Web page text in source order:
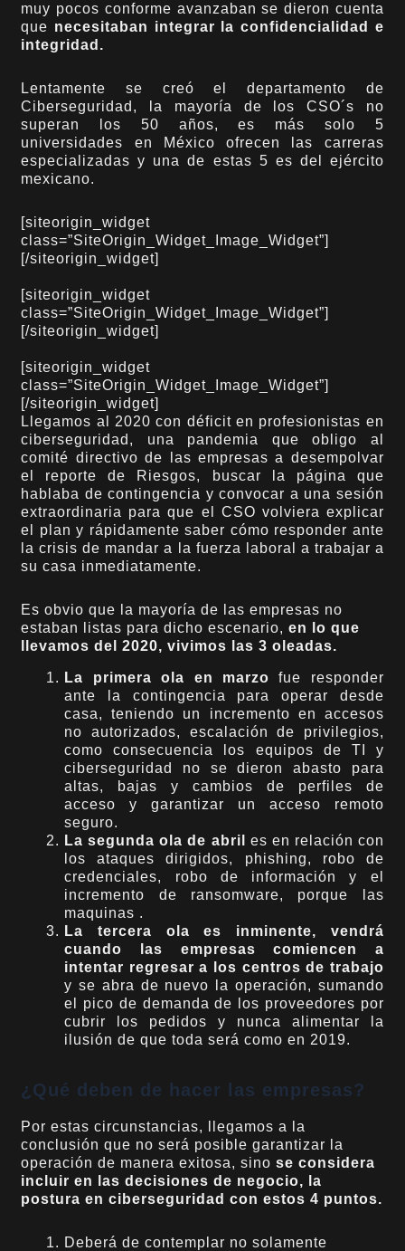
muy pocos conforme avanzaban se dieron cuenta
que necesitaban integrar la confidencialidad e
integridad.
Lentamente se creó el departamento de
Ciberseguridad, la mayoría de los CSO´s no
superan los 50 años, es más solo 5
universidades en México ofrecen las carreras
especializadas y una de estas 5 es del ejército
mexicano.
[siteorigin_widget
class=”SiteOrigin_Widget_Image_Widget”]
[/siteorigin_widget]
[siteorigin_widget
class=”SiteOrigin_Widget_Image_Widget”]
[/siteorigin_widget]
[siteorigin_widget
class=”SiteOrigin_Widget_Image_Widget”]
[/siteorigin_widget]
Llegamos al 2020 con déficit en profesionistas en
ciberseguridad, una pandemia que obligo al
comité directivo de las empresas a desempolvar
el reporte de Riesgos, buscar la página que
hablaba de contingencia y convocar a una sesión
extraordinaria para que el CSO volviera explicar
el plan y rápidamente saber cómo responder ante
la crisis de mandar a la fuerza laboral a trabajar a
su casa inmediatamente.
Es obvio que la mayoría de las empresas no
estaban listas para dicho escenario,en lo que
llevamos del 2020, vivimos las 3 oleadas.
La primera ola en marzo fue responder
ante la contingencia para operar desde
casa, teniendo un incremento en accesos
no autorizados, escalación de privilegios,
como consecuencia los equipos de TI y
ciberseguridad no se dieron abasto para
altas, bajas y cambios de perfiles de
acceso y garantizar un acceso remoto
seguro.
La segunda ola de abril
es en relación con
los ataques dirigidos, phishing, robo de
credenciales, robo de información y el
incremento de ransomware, porque las
maquinas .
La tercera ola es inminente, vendrá
cuando las empresas comiencen a
intentar regresar a los centros de trabajo
y se abra de nuevo la operación, sumando
el pico de demanda de los proveedores por
cubrir los pedidos y nunca alimentar la
ilusión de que toda será como en 2019.
¿Qué deben de hacer las empresas?
Por estas circunstancias, llegamos a la
conclusión que no será posible garantizar la
operación de manera exitosa, sinose considera
incluir en las decisiones de negocio, la
postura en ciberseguridad con estos 4 puntos.
Deberá de contemplar no solamente